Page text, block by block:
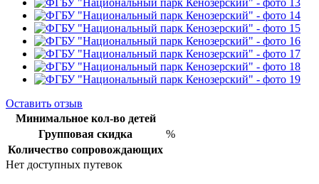
Оставить отзыв
Минимальное кол-во детей
Групповая скидка
%
Количество сопровождающих
Нет доступных путевок